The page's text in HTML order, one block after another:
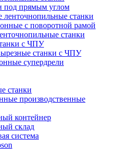
под прямым углом
ленточнопильные станки
с поворотной рамой
станки
с ЧПУ
станки с ЧПУ
супердрели
станки
производственные
контейнер
склад
система